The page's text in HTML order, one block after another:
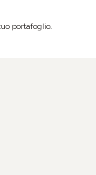
portafoglio.